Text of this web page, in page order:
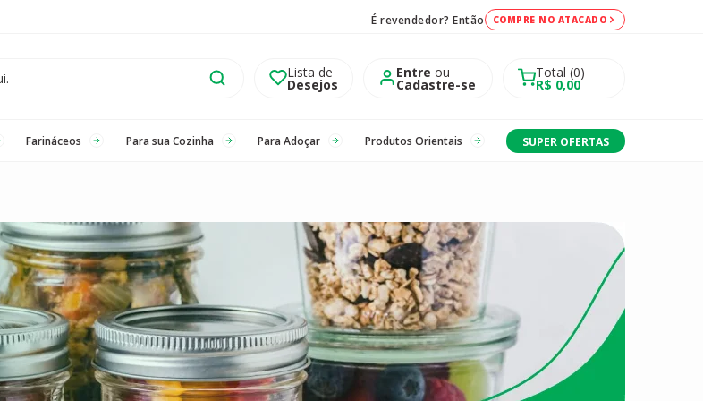
É revendedor? Então COMPRE NO ATACADO
Lista de
Desejos
Entre ou
Cadastre-se
Total 0
R$ 0,00
Farináceos Para sua Cozinha Para Adoçar Produtos Orientais SUPER OFERTAS